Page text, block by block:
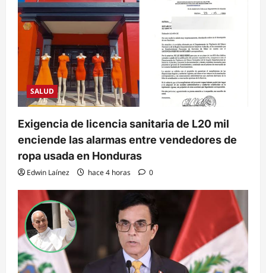
SALUD
Exigencia de licencia sanitaria de L20 mil
enciende las alarmas entre vendedores de
ropa usada en Honduras
Edwin Laínez hace 4 horas 0